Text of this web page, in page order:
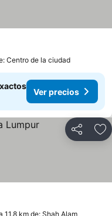
precios
Centro de la ciudad
Ver precios
Compartir
11.8 km de: Shah Alam